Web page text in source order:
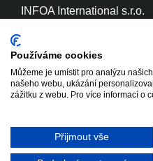
INFOA International s.r.o.
IČ: 26870886
DIČ: CZ26870886
Copyright © 2020 - 2026
Používáme cookies
Můžeme je umístit pro analýzu
našeho webu, ukázání
zážitku z webu. Pro více informací o
Přijmout vše